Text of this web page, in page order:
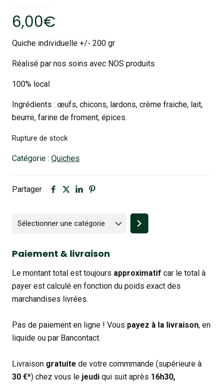
6,00€
Quiche individuelle +/- 200 gr
Réalisé par nos soins avec NOS produits
100% local
Ingrédients : œufs, chicons, lardons, crème fraiche, lait,
beurre, farine de froment, épices.
Rupture de stock
Catégorie : Quiches
Partager
Sélectionner
une
Paiement & livraison
Le montant total est toujours approximatif car le total à
payer est calculé en fonction du poids exact des
marchandises livrées.
Pas de paiement en ligne ! Vous payez à la livraison, en
liquide ou par Bancontact.
Livraison gratuite de votre commmande (supérieure à
30 €*) chez vous le jeudi qui suit après 16h30,